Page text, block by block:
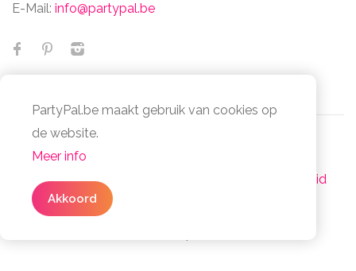
E-Mail: info@partypal.be
© Partypal 2026 Alle Rechten Voorbehouden -
Algemene voorwaarden
Privacy- en cookiebeleid
PartyPal.be maakt gebruik van cookies op
de website.
Meer info
Akkoord